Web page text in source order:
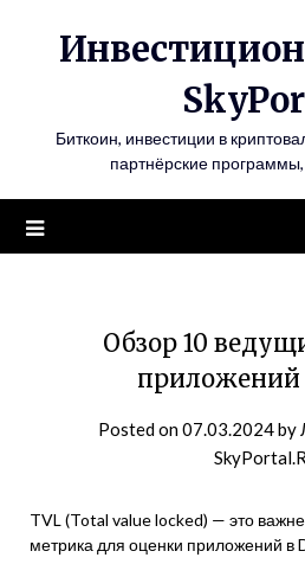
Биткоин, инвестиции в
партнёрские
Обзор 10
приложений
Posted on07.03.2024by
TVL (Total value locked) — это
метрика для оценки приложений в